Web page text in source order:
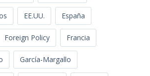
EE.UU. España
Foreign Policy Francia
García-Margallo